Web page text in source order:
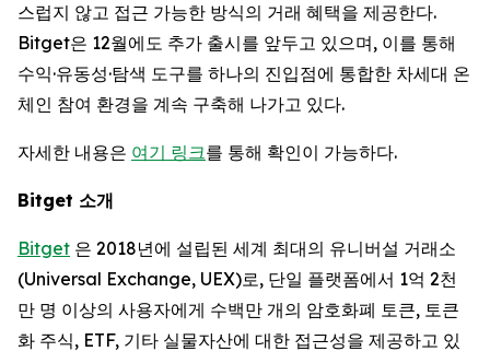
스럽지 않고 접근 가능한 방식의 거래 혜택을 제공한다.
Bitget은 12월에도 추가 출시를 앞두고 있으며, 이를 통해
수익·유동성·탐색 도구를 하나의 진입점에 통합한 차세대 온
체인 참여 환경을 계속 구축해 나가고 있다.
자세한 내용은 여기 링크를 통해 확인이 가능하다.
Bitget 소개
Bitget 은 2018년에 설립된 세계 최대의 유니버설 거래소
(Universal Exchange, UEX)로, 단일 플랫폼에서 1억 2천
만 명 이상의 사용자에게 수백만 개의 암호화폐 토큰, 토큰
화 주식, ETF, 기타 실물자산에 대한 접근성을 제공하고 있